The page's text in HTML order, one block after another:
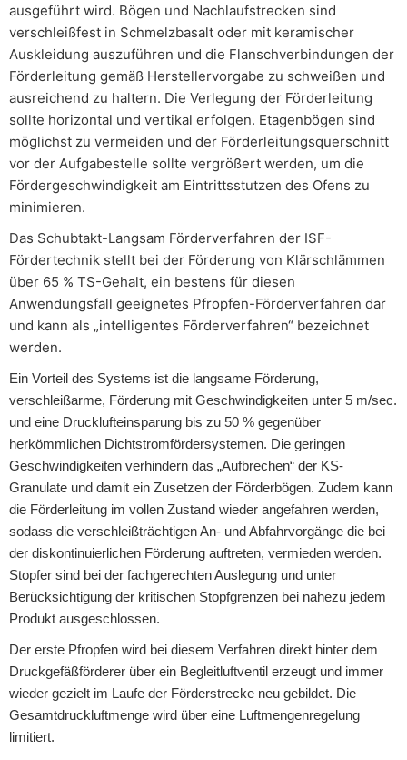
ausgeführt wird. Bögen und Nachlaufstrecken sind
verschleißfest in Schmelzbasalt oder mit keramischer
Auskleidung auszuführen und die Flanschverbindungen der
Förderleitung gemäß Herstellervorgabe zu schweißen und
ausreichend zu haltern. Die Verlegung der Förderleitung
sollte horizontal und vertikal erfolgen. Etagenbögen sind
möglichst zu vermeiden und der Förderleitungsquerschnitt
vor der Aufgabestelle sollte vergrößert werden, um die
Fördergeschwindigkeit am Eintrittsstutzen des Ofens zu
minimieren.
Das Schubtakt-Langsam Förderverfahren der ISF-
Fördertechnik stellt bei der Förderung von Klärschlämmen
über 65 % TS-Gehalt, ein bestens für diesen
Anwendungsfall geeignetes Pfropfen-Förderverfahren dar
und kann als „intelligentes Förderverfahren“ bezeichnet
werden.
Ein Vorteil des Systems ist die langsame Förderung,
verschleißarme, Förderung mit Geschwindigkeiten unter 5 m/sec.
und eine Drucklufteinsparung bis zu 50 % gegenüber
herkömmlichen Dichtstromfördersystemen. Die geringen
Geschwindigkeiten verhindern das „Aufbrechen“ der KS-
Granulate und damit ein Zusetzen der Förderbögen. Zudem kann
die Förderleitung im vollen Zustand wieder angefahren werden,
sodass die verschleißträchtigen An- und Abfahrvorgänge die bei
der diskontinuierlichen Förderung auftreten, vermieden werden.
Stopfer sind bei der fachgerechten Auslegung und unter
Berücksichtigung der kritischen Stopfgrenzen bei nahezu jedem
Produkt ausgeschlossen.
Der erste Pfropfen wird bei diesem Verfahren direkt hinter dem
Druckgefäßförderer über ein Begleitluftventil erzeugt und immer
wieder gezielt im Laufe der Förderstrecke neu gebildet. Die
Gesamtdruckluftmenge wird über eine Luftmengenregelung
limitiert.